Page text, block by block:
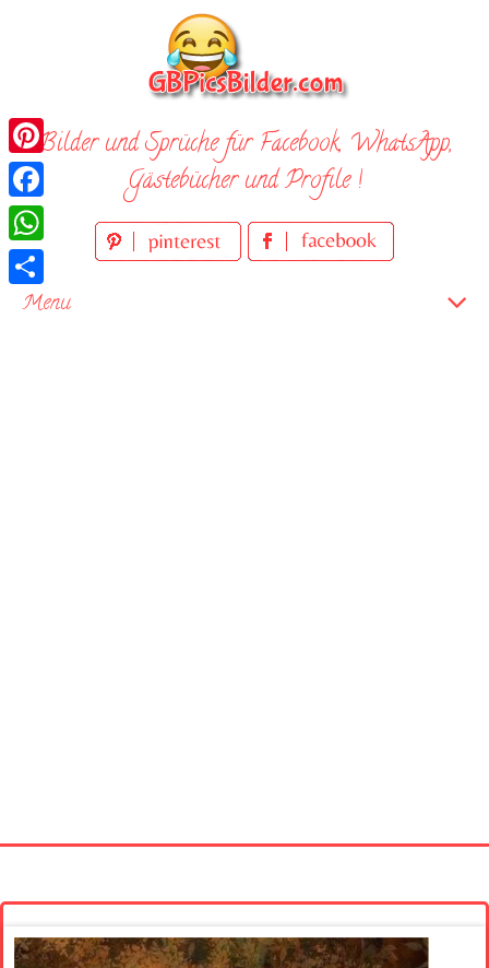
Bilder und Sprüche für Facebook, WhatsApp,
Gästebücher und Profile !
Menu
Pinterest
Facebook
WhatsApp
Teilen